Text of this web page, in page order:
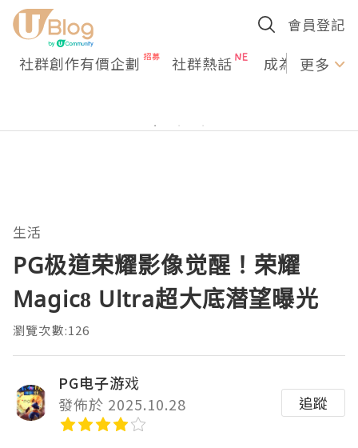
會員登記
社群創作有價企劃 社群熱話 成為U更多
生活
PG极道荣耀影像觉醒！荣耀
Magic8 Ultra超大底潜望曝光
瀏覽次數:126
PG电子游戏
發佈於 2025.10.28
追蹤